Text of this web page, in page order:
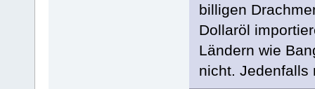
billigen
Dollaröl
Ländern wie
nicht. Jedenfalls